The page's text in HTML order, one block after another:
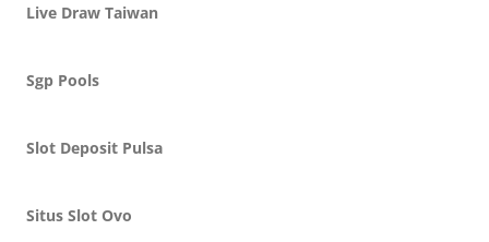
Live Draw Taiwan
Sgp Pools
Slot Deposit Pulsa
Situs Slot Ovo